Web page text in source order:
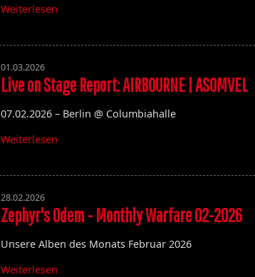
Weiterlesen
01.03.2026
Live on Stage Report: AIRBOURNE | ASOMVEL
07.02.2026 – Berlin @ Columbiahalle
Weiterlesen
28.02.2026
Zephyr's Odem - Monthly Warfare 02-2026
Unsere Alben des Monats Februar 2026
Weiterlesen